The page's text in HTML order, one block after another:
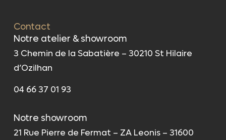
Contact
Notre atelier & showroom
3 Chemin de la Sabatière – 30210 St Hilaire
d’Ozilhan
04 66 37 01 93
Notre showroom
21 Rue Pierre de Fermat – ZA Leonis – 31600